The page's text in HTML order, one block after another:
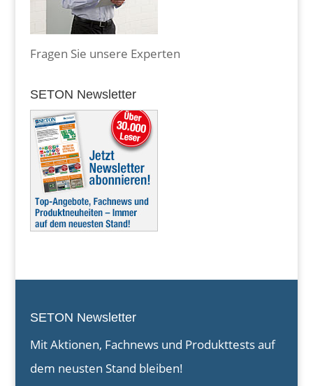
Fragen Sie unsere Experten
SETON Newsletter
SETON Newsletter
Mit Aktionen, Fachnews und Produkttests auf
dem neusten Stand bleiben!